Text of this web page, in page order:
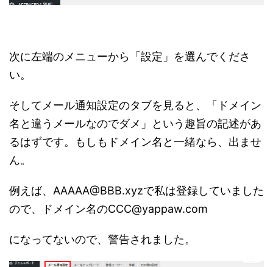
次に左端のメニューから「設定」を選んでくださ
い。
そしてメール通知設定のタブを見ると、「ドメイン
名と違うメールなのでダメ」という趣旨の記述があ
るはずです。もしもドメイン名と一緒なら、出ませ
ん。
例えば、AAAAA@BBB.xyzで私は登録していました
ので、ドメイン名のCCC@yappaw.com
になってないので、警告されました。